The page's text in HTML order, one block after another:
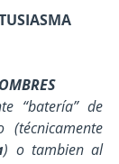
“batería” de
) o tambien al